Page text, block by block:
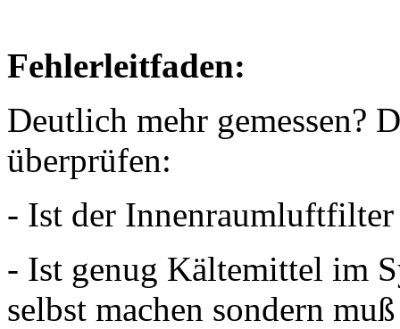
Fehlerleitfaden:
Deutlich mehr gemessen?
überprüfen:
- Ist der Innenraumluftfilter
- Ist genug Kältemittel im
selbst machen sondern